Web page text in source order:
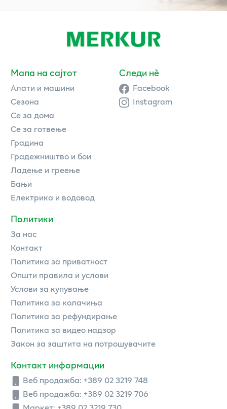
Мапа на сајтот
Алати и машини
Сезона
Се за дома
Се за готвење
Градина
Градежништво и бои
Ладење и греење
Бањи
Електрика и водовод
Политики
За нас
Контакт
Политика за приватност
Општи правила и услови
Услови за купување
Политика за колачиња
Политика за рефундирање
Политика за видео надзор
Закон за заштита на потрошувачите
Контакт информации
Веб продажба: +389 02 3219 748
Веб продажба: +389 02 3219 706
Следи нè
Facebook
Instagram